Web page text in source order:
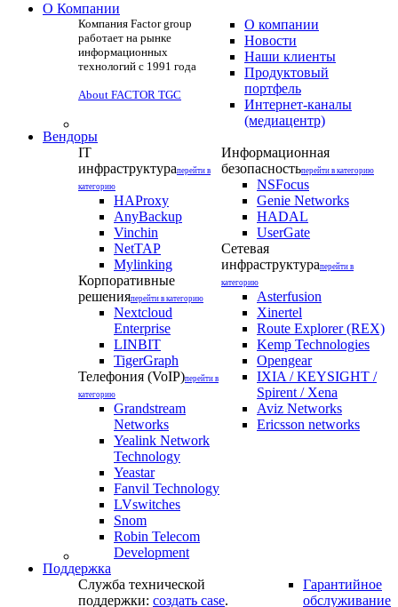
О Компании
Компания Factor group
работает на рынке
информационных
технологий с 1991 года
About FACTOR TGC
О компании
Новости
Наши клиенты
Продуктовый
портфель
Интернет-каналы
(медиацентр)
Вендоры
IT
инфраструктураперейти в
категорию
HAProxy
AnyBackup
Vinchin
NetTAP
Mylinking
Корпоративные
решенияперейти в категорию
Nextcloud
Enterprise
LINBIT
TigerGraph
Телефония (VoIP)перейти в
категорию
Grandstream
Networks
Yealink Network
Technology
Yeastar
Fanvil Technology
LVswitches
Snom
Robin Telecom
Development
Информационная
безопасностьперейти в категорию
NSFocus
Genie Networks
HADAL
UserGate
Сетевая
инфраструктураперейти в
категорию
Asterfusion
Xinertel
Route Explorer (REX)
Kemp Technologies
Opengear
IXIA / KEYSIGHT /
Spirent / Xena
Aviz Networks
Ericsson networks
Поддержка
Служба технической
поддержки: создать case.
Гарантийное
обслуживание